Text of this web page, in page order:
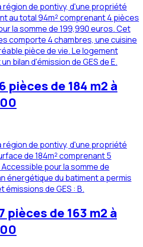
région de pontivy, d'une propriété
au total 94m² comprenant 4 pièces
la somme de 199,990 euros. Cet
comporte 4 chambres, une cuisine
pièce de vie. Le logement
bilan d'émission de GES de E.
pièces de 184 m2 à
région de pontivy, d'une propriété
de 184m² comprenant 5
pour la somme de
énergétique du batiment a permis
émissions de GES : B.
pièces de 163 m2 à